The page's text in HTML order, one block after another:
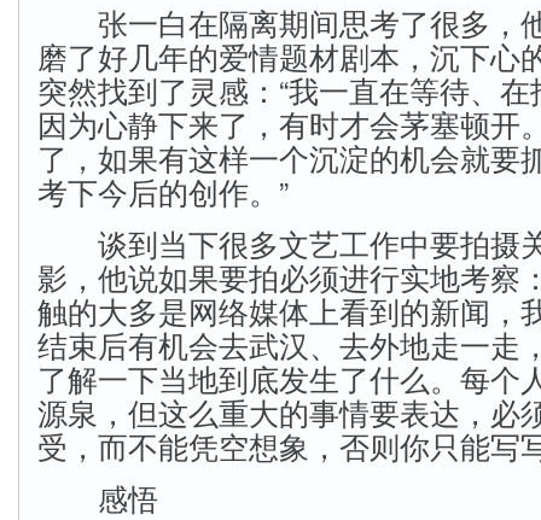
张一白在隔离期间思考了很多，
磨了好几年的爱情题材剧本，沉下心
突然找到了灵感：“我一直在等待、
因为心静下来了，有时才会茅塞顿开
了，如果有这样一个沉淀的机会就要
考下今后的创作。”
谈到当下很多文艺工作中要拍摄
影，他说如果要拍必须进行实地考察
触的大多是网络媒体上看到的新闻，
结束后有机会去武汉、去外地走一走
了解一下当地到底发生了什么。每个
源泉，但这么重大的事情要表达，必
受，而不能凭空想象，否则你只能写
感悟